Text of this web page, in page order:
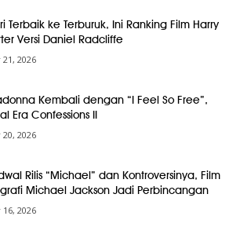
Terbaik ke Terburuk, Ini Ranking Film Harry
Versi Daniel Radcliffe
2026
Kembali dengan “I Feel So Free”,
Era Confessions II
2026
Rilis “Michael” dan Kontroversinya, Film
Michael Jackson Jadi Perbincangan
2026